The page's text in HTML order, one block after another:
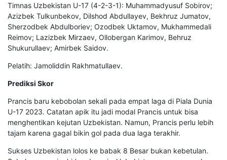
Timnas Uzbekistan U-17 (4-2-3-1): Muhammadyusuf Sobirov;
Azizbek Tulkunbekov, Dilshod Abdullayev, Bekhruz Jumatov,
Sherzodbek Abdulboriev; Ozodbek Uktamov, Mukhammedali
Reimov; Lazizbek Mirzaev, Ollobergan Karimov, Behruz
Shukurullaev; Amirbek Saidov.
Pelatih: Jamoliddin Rakhmatullaev.
Prediksi Skor
Prancis baru kebobolan sekali pada empat laga di Piala Dunia
U-17 2023. Catatan apik itu jadi modal Prancis untuk bisa
menghentikan kejutan Uzbekistan. Namun, Prancis perlu lebih
tajam karena gagal bikin gol pada dua laga terakhir.
Sukses Uzbekistan lolos ke babak 8 Besar bukan kebetulan.